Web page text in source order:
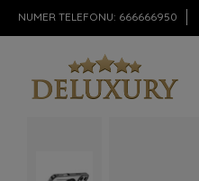
NUMER TELEFONU: 666666950